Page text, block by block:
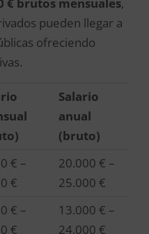
pueden llegar a
ofreciendo
Salario
anual
(bruto)
€ –
€
20.000 € –
25.000 €
€ –
€
13.000 € –
24.000 €